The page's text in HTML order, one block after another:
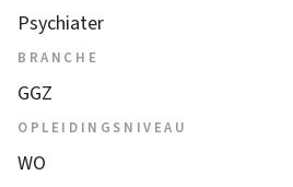
Psychiater
BRANCHE
GGZ
OPLEIDINGSNIVEAU
WO